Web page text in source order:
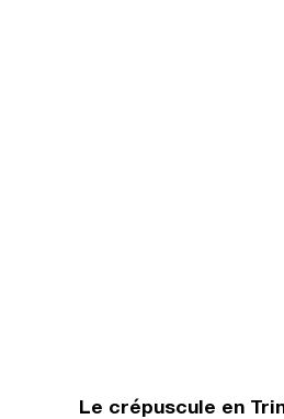
Le crépuscule en